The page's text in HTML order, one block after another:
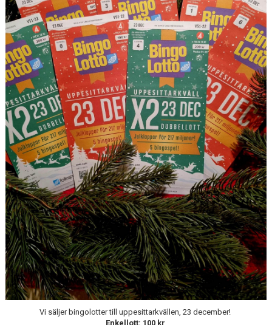
KALENDER
GDPR
MATCHER
VÅRA KLUBBKLÄDER
HITTA HIT
Vi säljer bingolotter till uppesittarkvällen, 23 december!
Enkellott: 100 kr